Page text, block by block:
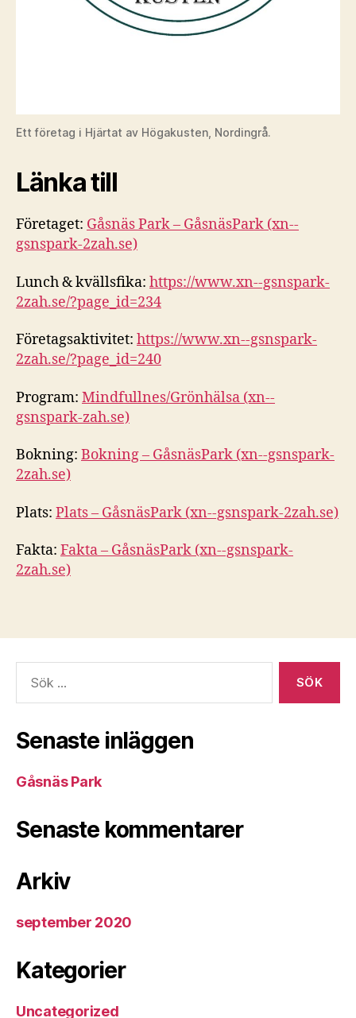
Ett företag i Hjärtat av Högakusten, Nordingrå.
Länka till
Företaget: Gåsnäs Park – GåsnäsPark (xn--
gsnspark-2zah.se)
Lunch & kvällsfika: https://www.xn--gsnspark-
2zah.se/?page_id=234
Företagsaktivitet: https://www.xn--gsnspark-
2zah.se/?page_id=240
Program: Mindfullnes/Grönhälsa (xn--
gsnspark-zah.se)
Bokning: Bokning – GåsnäsPark (xn--gsnspark-
2zah.se)
Plats: Plats – GåsnäsPark (xn--gsnspark-2zah.se)
Fakta: Fakta – GåsnäsPark (xn--gsnspark-
2zah.se)
efter:
Senaste inläggen
Gåsnäs Park
Senaste kommentarer
Arkiv
september 2020
Kategorier
Uncategorized